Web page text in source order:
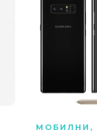
МОБИЛНИ ,